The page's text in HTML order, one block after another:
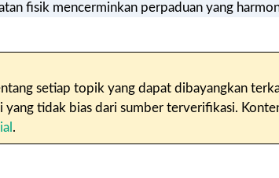
fisik mencerminkan perpaduan yang
setiap topik yang dapat dibayangkan
tidak bias dari sumber terverifikasi.
.